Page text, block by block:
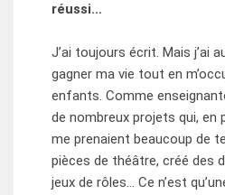
réussi…
J’ai toujours écrit. Mais j’ai
gagner ma vie tout en
enfants. Comme
de nombreux projets qui, en
me prenaient beaucoup de
pièces de théâtre, créé des
jeux de rôles… Ce n’est